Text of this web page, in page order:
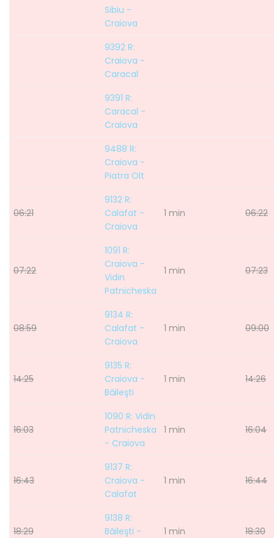
Sibiu -
Craiova
9392 R:
Craiova -
Caracal
9391 R:
Caracal -
Craiova
9488 R:
Craiova -
Piatra Olt
06:21
9132 R:
Calafat -
Craiova
1 min 06:22
07:22
1091 R:
Craiova -
Vidin
Patnicheska
1 min 07:23
08:59
9134 R:
Calafat -
Craiova
1 min 09:00
14:25
9135 R:
Craiova -
Băileşti
1 min 14:26
16:03
1090 R: Vidin
Patnicheska
- Craiova
1 min 16:04
16:43
9137 R:
Craiova -
Calafat
1 min 16:44
18:29
9138 R:
Băileşti -
1 min 18:30